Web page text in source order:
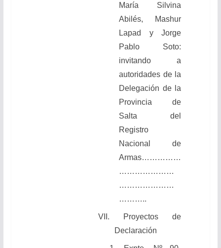
María Silvina
Abilés, Mashur
Lapad y Jorge
Pablo Soto:
invitando a
autoridades de la
Delegación de la
Provincia de
Salta del
Registro
Nacional de
Armas……………
…………………
…………………
………..
VII. Proyectos de
Declaración